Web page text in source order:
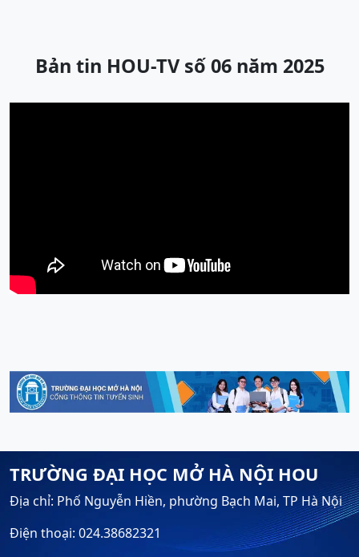
Bản tin HOU-TV số 06 năm 2025
TRƯỜNG ĐẠI HỌC MỞ HÀ NỘI HOU
Địa chỉ: Phố Nguyễn Hiền, phường Bạch Mai, TP Hà Nội
Điện thoại: 024.38682321